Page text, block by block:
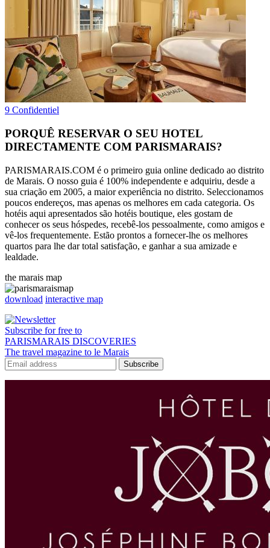
9 Confidentiel
PORQUÊ RESERVAR O SEU HOTEL
DIRECTAMENTE COM PARISMARAIS?
PARISMARAIS.COM é o primeiro guia online dedicado ao distrito
de Marais. O nosso guia é 100% independente e adquiriu, desde a
sua criação em 2005, a maior experiência no distrito. Seleccionamos
poucos endereços, mas apenas os melhores em cada categoria. Os
hotéis aqui apresentados são hotéis boutique, eles gostam de
conhecer os seus hóspedes, recebê-los pessoalmente, como amigos e
vê-los frequentemente. Estão prontos a fornecer-lhe os melhores
quartos para lhe dar total satisfação, e ganhar a sua amizade e
lealdade.
the marais map
download interactive map
Subscribe for free to
PARISMARAIS DISCOVERIES
The travel magazine to le Marais